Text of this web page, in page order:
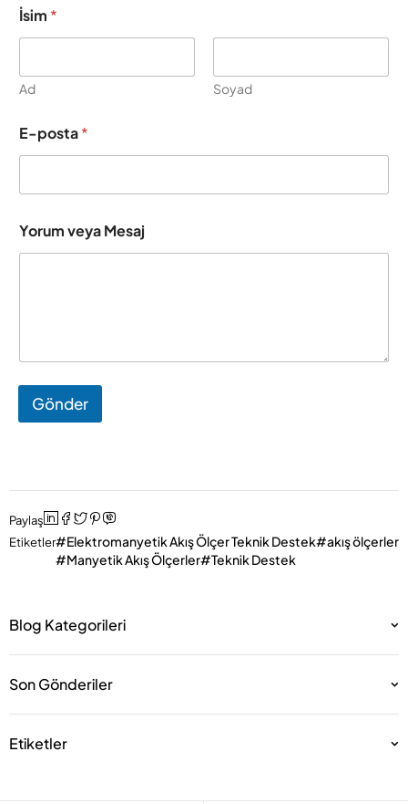
İsim *
Ad Soyad
E-posta*
*
*
Yorum veya Mesaj
Gönder
Paylaş
Etiketler
Elektromanyetik Akış Ölçer Teknik Destek
akış ölçerler
Manyetik Akış Ölçerler
Teknik Destek
Blog Kategorileri
Son Gönderiler
Etiketler